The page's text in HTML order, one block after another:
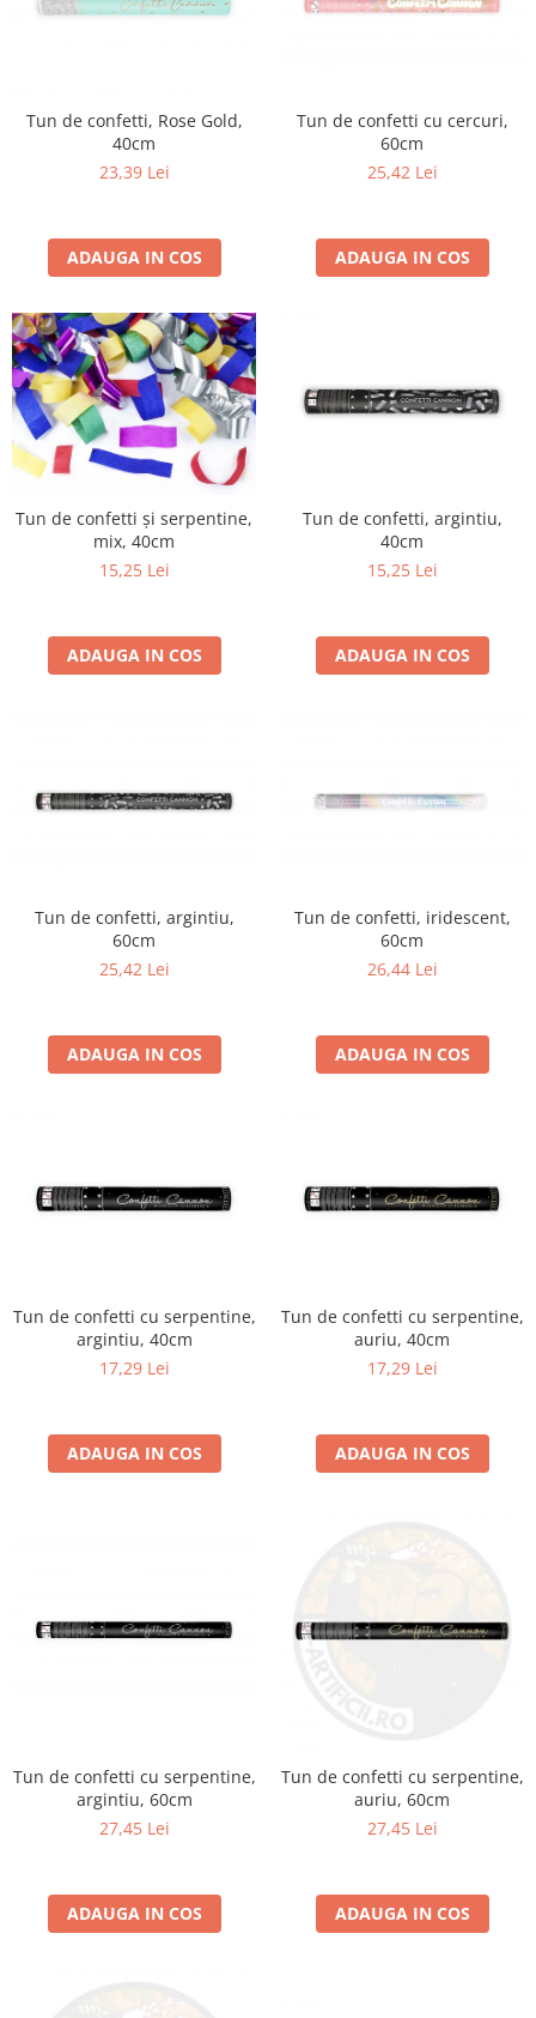
Tun de confetti, Rose Gold,
40cm
23,39 Lei
ADAUGA IN COS
Tun de confetti cu cercuri,
60cm
25,42 Lei
ADAUGA IN COS
Tun de confetti și serpentine,
mix, 40cm
15,25 Lei
ADAUGA IN COS
Tun de confetti, argintiu,
40cm
15,25 Lei
ADAUGA IN COS
Tun de confetti, argintiu,
60cm
25,42 Lei
ADAUGA IN COS
Tun de confetti, iridescent,
60cm
26,44 Lei
ADAUGA IN COS
Tun de confetti cu serpentine,
argintiu, 40cm
17,29 Lei
ADAUGA IN COS
Tun de confetti cu serpentine,
auriu, 40cm
17,29 Lei
ADAUGA IN COS
Tun de confetti cu serpentine,
argintiu, 60cm
27,45 Lei
ADAUGA IN COS
Tun de confetti cu serpentine,
auriu, 60cm
27,45 Lei
ADAUGA IN COS